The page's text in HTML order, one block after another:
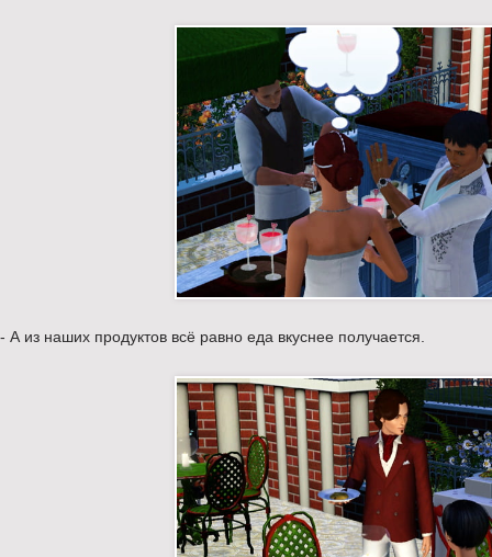
- А из наших продуктов всё равно еда вкуснее получается.